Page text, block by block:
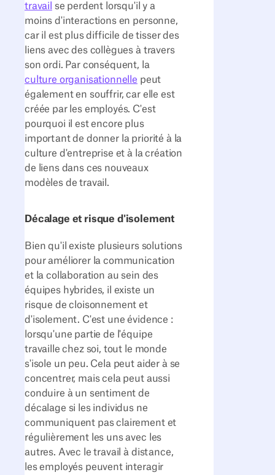
travail
se perdent lorsqu'il y a
moins d'interactions en personne,
car il est plus difficile de tisser des
liens avec des collègues à travers
son ordi. Par conséquent, la
culture organisationnelle peut
également en souffrir, car elle est
créée par les employés. C'est
pourquoi il est encore plus
important de donner la priorité à la
culture d'entreprise et à la création
de liens dans ces nouveaux
modèles de travail.
Décalage et risque d'isolement
Bien qu'il existe plusieurs solutions
pour améliorer la communication
et la collaboration au sein des
équipes hybrides, il existe un
risque de cloisonnement et
d'isolement. C'est une évidence :
lorsqu'une partie de l'équipe
travaille chez soi, tout le monde
s'isole un peu. Cela peut aider à se
concentrer, mais cela peut aussi
conduire à un sentiment de
décalage si les individus ne
communiquent pas clairement et
régulièrement les uns avec les
autres. Avec le travail à distance,
les employés peuvent interagir